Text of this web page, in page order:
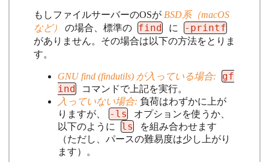
もしファイルサーバーのOSが BSD系（macOS
など）
の場合、標準の find に -printf
がありません。その場合は以下の方法をとりま
す。
GNU find (findutils) が入っている場合:
gf
ind
コマンドで上記を実行。
入っていない場合: 負荷はわずかに上が
りますが、
-ls
オプションを使うか、
以下のように
ls
を組み合わせます
（ただし、パースの難易度は少し上がり
ます）。